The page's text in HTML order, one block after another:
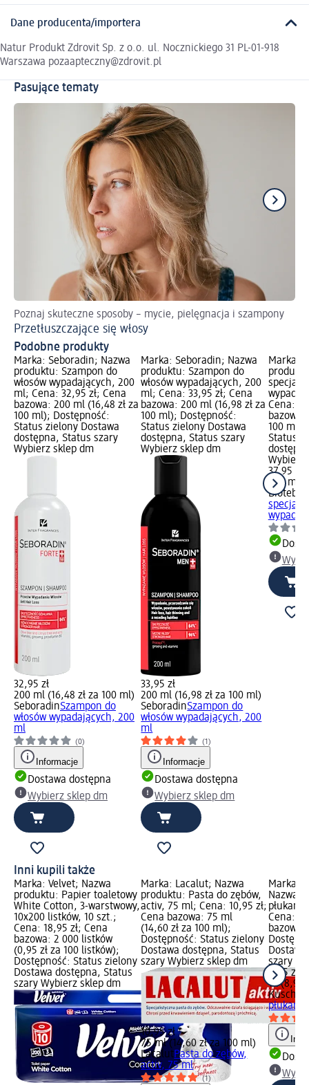
Dane producenta/importera
Natur Produkt Zdrovit Sp. z o.o. ul. Nocznickiego 31 PL-01-918
Warszawa pozaapteczny@zdrovit.pl
Pasujące tematy
Poznaj skuteczne sposoby – mycie, pielęgnacja i szampony
Przetłuszczające się włosy
Podobne produkty
Marka: Seboradin; Nazwa
produktu: Szampon do
włosów wypadających, 200
ml; Cena: 32,95 zł; Cena
bazowa: 200 ml (16,48 zł za
100 ml); Dostępność:
Status zielony Dostawa
dostępna, Status szary
Wybierz sklep dm
32,95 zł
200 ml (16,48 zł za 100 ml)
SeboradinSzampon do
włosów wypadających, 200
ml
(0)
Informacje
Dostawa dostępna
Wybierz sklep dm
Marka: Seboradin; Nazwa
produktu: Szampon do
włosów wypadających, 200
ml; Cena: 33,95 zł; Cena
bazowa: 200 ml (16,98 zł za
100 ml); Dostępność:
Status zielony Dostawa
dostępna, Status szary
Wybierz sklep dm
33,95 zł
200 ml (16,98 zł za 100 ml)
SeboradinSzampon do
włosów wypadających, 200
ml
(1)
Informacje
Dostawa dostępna
Wybierz sklep dm
Marka:
Cena:
bazowa:
100 ml);
Status
Wybierz
37,95 zł
200 ml
Biotebal
Inni kupili także
Marka: Velvet; Nazwa
produktu: Papier toaletowy
White Cotton, 3-warstwowy,
10x200 listków, 10 szt.;
Cena: 18,95 zł; Cena
bazowa: 2 000 listków
(0,95 zł za 100 listków);
Dostępność: Status zielony
Dostawa dostępna, Status
szary Wybierz sklep dm
Marka: Lacalut; Nazwa
produktu: Pasta do zębów,
activ, 75 ml; Cena: 10,95 zł;
Cena bazowa: 75 ml
(14,60 zł za 100 ml);
Dostępność: Status zielony
Dostawa dostępna, Status
szary Wybierz sklep dm
10,95 zł
75 ml (14,60 zł za 100 ml)
LacalutPasta do zębów,
activ, 75 ml
(1)
Marka:
Nazwa
Cena:
bazowa:
szary
8,95 zł
1 l (8,95